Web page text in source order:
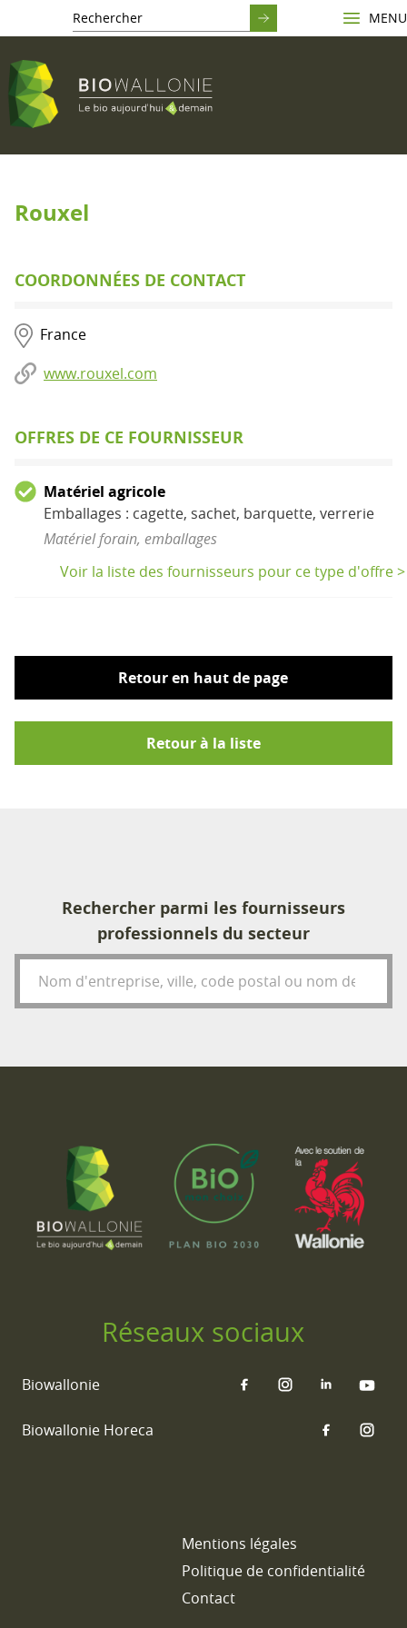
MENU
Rouxel
COORDONNÉES DE CONTACT
France
www.rouxel.com
OFFRES DE CE FOURNISSEUR
Matériel agricole
Emballages : cagette, sachet, barquette, verrerie
Matériel forain, emballages
Voir la liste des fournisseurs pour ce type d'offre >
Retour en haut de page
Retour à la liste
Rechercher parmi les fournisseurs
professionnels du secteur
Réseaux sociaux
Biowallonie
Biowallonie Horeca
Mentions légales
Politique de confidentialité
Contact